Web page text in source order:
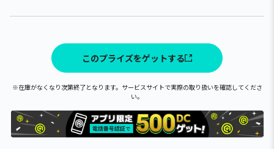
このプライズをゲットする
※在庫がなくなり次第終了となります。サービスサイトで実際の取り扱いを確認してくださ
い。